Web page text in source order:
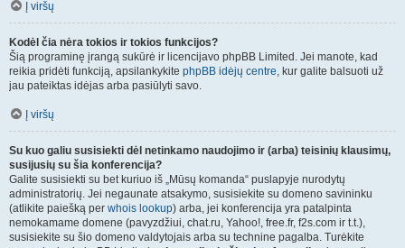
Į viršų
Kodėl čia nėra tokios ir tokios funkcijos?
Šią programinę įrangą sukūrė ir licencijavo phpBB Limited. Jei manote, kad
reikia pridėti funkciją, apsilankykite phpBB idėjų centre, kur galite balsuoti už
jau pateiktas idėjas arba pasiūlyti savo.
Į viršų
Su kuo galiu susisiekti dėl netinkamo naudojimo ir (arba) teisinių klausimų,
susijusių su šia konferencija?
Galite susisiekti su bet kuriuo iš „Mūsų komanda“ puslapyje nurodytų
administratorių. Jei negaunate atsakymo, susisiekite su domeno savininku
(atlikite paiešką per whois lookup) arba, jei konferencija yra patalpinta
nemokamame domene (pavyzdžiui, chat.ru, Yahoo!, free.fr, f2s.com ir t.t.),
susisiekite su šio domeno valdytojais arba su technine pagalba. Turėkite